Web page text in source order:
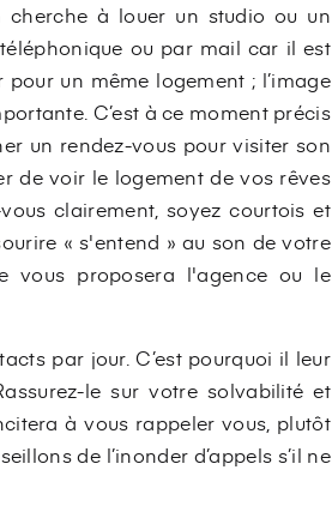
cherche à louer un studio ou un
ou par mail car il est
un même logement ; l’image
C’est à ce moment précis
un rendez-vous pour visiter son
de voir le logement de vos rêves
clairement, soyez courtois et
« s'entend » au son de votre
vous proposera l'agence ou le
par jour. C’est pourquoi il leur
le sur votre solvabilité et
à vous rappeler vous, plutôt
de l’inonder d’appels s’il ne